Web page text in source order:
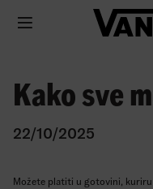
Kako sve
22/10/2025
Možete platiti u gotovini,
Registracijom na naš
popusta za prvu
Registruj se